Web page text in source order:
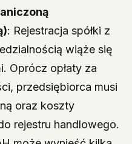
: Rejestracja spółki z
wiąże się
Oprócz opłaty za
przedsiębiorca musi
oraz koszty
rejestru handlowego.